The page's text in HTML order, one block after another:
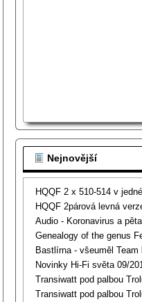
Nejnovější
HQQF 2 x 510-514 v
HQQF 2párová levná
Audio - Koronavirus a
Genealogy of the genus
Bastlírna - všeuměl
Novinky Hi-Fi světa 09/
Transiwatt pod palbou
Transiwatt pod palbou